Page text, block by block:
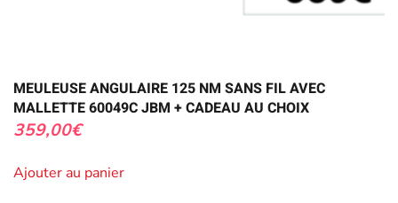
MEULEUSE ANGULAIRE 125 NM SANS FIL AVEC
MALLETTE 60049C JBM + CADEAU AU CHOIX
359,00€
Ajouter au panier